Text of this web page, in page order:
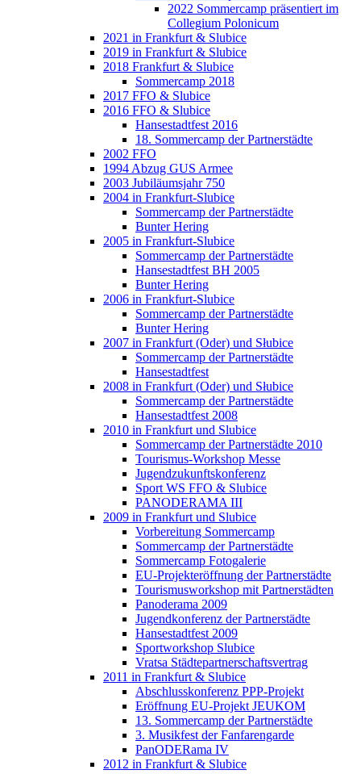
2022 Sommercamp präsentiert im
Collegium Polonicum
2021 in Frankfurt & Slubice
2019 in Frankfurt & Slubice
2018 Frankfurt & Slubice
Sommercamp 2018
2017 FFO & Slubice
2016 FFO & Slubice
Hansestadtfest 2016
18. Sommercamp der Partnerstädte
2002 FFO
1994 Abzug GUS Armee
2003 Jubiläumsjahr 750
2004 in Frankfurt-Slubice
Sommercamp der Partnerstädte
Bunter Hering
2005 in Frankfurt-Slubice
Sommercamp der Partnerstädte
Hansestadtfest BH 2005
Bunter Hering
2006 in Frankfurt-Slubice
Sommercamp der Partnerstädte
Bunter Hering
2007 in Frankfurt (Oder) und Słubice
Sommercamp der Partnerstädte
Hansestadtfest
2008 in Frankfurt (Oder) und Słubice
Sommercamp der Partnerstädte
Hansestadtfest 2008
2010 in Frankfurt und Slubice
Sommercamp der Partnerstädte 2010
Tourismus-Workshop Messe
Jugendzukunftskonferenz
Sport WS FFO & Slubice
PANODERAMA III
2009 in Frankfurt und Slubice
Vorbereitung Sommercamp
Sommercamp der Partnerstädte
Sommercamp Fotogalerie
EU-Projekteröffnung der Partnerstädte
Tourismusworkshop mit Partnerstädten
Panoderama 2009
Jugendkonferenz der Partnerstädte
Hansestadtfest 2009
Sportworkshop Slubice
Vratsa Städtepartnerschaftsvertrag
2011 in Frankfurt & Slubice
Abschlusskonferenz PPP-Projekt
Eröffnung EU-Projekt JEUKOM
13. Sommercamp der Partnerstädte
3. Musikfest der Fanfarengarde
PanODERama IV
2012 in Frankfurt & Slubice